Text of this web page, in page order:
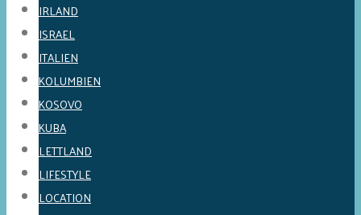
IRLAND
ISRAEL
ITALIEN
KOLUMBIEN
KOSOVO
KUBA
LETTLAND
LIFESTYLE
LOCATION